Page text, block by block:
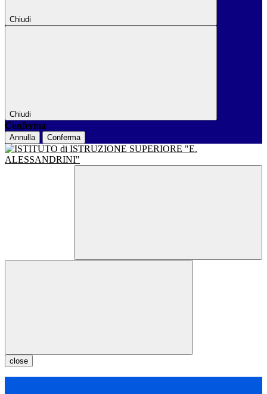
Chiudi
Chiudi
Conferma
Annulla Conferma
close